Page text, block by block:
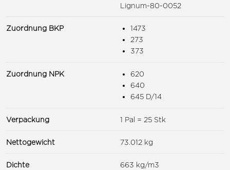
Lignum-80-0052
Zuordnung BKP
1473
273
373
Zuordnung NPK
620
640
645 D/14
Verpackung 1 Pal = 25 Stk
Nettogewicht 73.012 kg
Dichte 663 kg/m3